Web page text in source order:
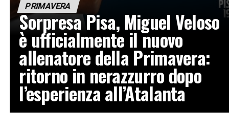
PRIMAVERA
Sorpresa Pisa, Miguel Veloso
è ufficialmente il nuovo
allenatore della Primavera:
ritorno in nerazzurro dopo
l’esperienza all’Atalanta